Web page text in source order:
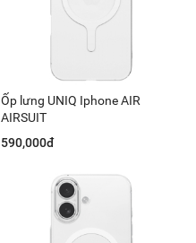
Ốp lưng UNIQ Iphone AIR
AIRSUIT
590,000đ